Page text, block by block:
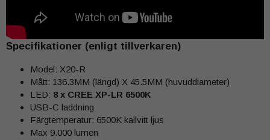
Specifikationer (enligt tillverkaren)
Model: X20-R
Mått: 136.3MM (längd) X 45.5MM (huvuddiameter)
LED: 8 x CREE XP-LR 6500K
USB-C laddning
Färgtemperatur: 6500K kallvitt ljus
Max 9.000 lumen